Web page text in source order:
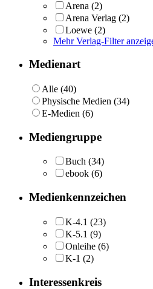
Arena (2)
Arena Verlag (2)
Loewe (2)
Mehr Verlag-Filter
Medienart
Alle (40)
Physische Medien (34)
E-Medien (6)
Mediengruppe
Buch (34)
ebook (6)
Medienkennzeichen
K-4.1 (23)
K-5.1 (9)
Onleihe (6)
K-1 (2)
Interessenkreis